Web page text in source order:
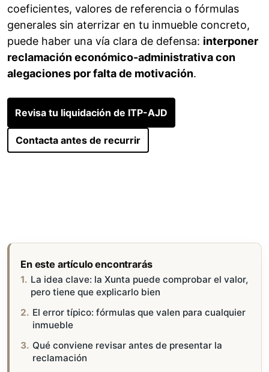
coeficientes, valores de referencia o fórmulas
generales sin aterrizar en tu inmueble concreto,
puede haber una vía clara de defensa: interponer
reclamación económico-administrativa con
alegaciones por falta de motivación.
Revisa tu liquidación de ITP-AJD
Contacta antes de recurrir
En este artículo encontrarás
La idea clave: la Xunta puede comprobar el valor,
pero tiene que explicarlo bien
El error típico: fórmulas que valen para cualquier
inmueble
Qué conviene revisar antes de presentar la
reclamación